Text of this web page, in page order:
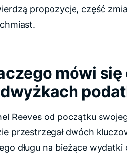
propozycje, część
mówi
Reeves od początku
przestrzegał dwóch
długu na bieżące